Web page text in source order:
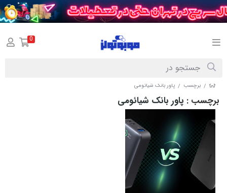
/ برچسب / پاور بانک شیائومی
برچسب : پاور بانک شیائومی
0